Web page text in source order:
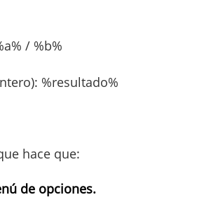
/ %b%
%resultado%
hace que:
de opciones.